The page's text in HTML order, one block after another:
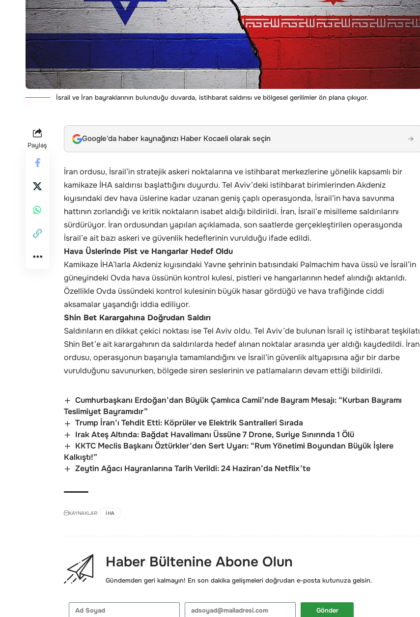
İsrail ve İran bayraklarının bulunduğu duvarda, istihbarat saldırısı ve bölgesel gerilimler ön plana çıkıyor.
Paylaş
Google'da haber kaynağınızı Haber Kocaeli olarak seçin →
İran ordusu, İsrail’in stratejik askeri noktalarına ve istihbarat merkezlerine yönelik kapsamlı bir
kamikaze İHA saldırısı başlattığını duyurdu. Tel Aviv’deki istihbarat birimlerinden Akdeniz
kıyısındaki dev hava üslerine kadar uzanan geniş çaplı operasyonda, İsrail’in hava savunma
hattının zorlandığı ve kritik noktaların isabet aldığı bildirildi. İran, İsrail’e misilleme saldırılarını
sürdürüyor. İran ordusundan yapılan açıklamada, son saatlerde gerçekleştirilen operasyonda
İsrail’e ait bazı askeri ve güvenlik hedeflerinin vurulduğu ifade edildi.
Hava Üslerinde Pist ve Hangarlar Hedef Oldu
Kamikaze İHA’larla Akdeniz kıyısındaki Yavne şehrinin batısındaki Palmachim hava üssü ve İsrail’in
güneyindeki Ovda hava üssünün kontrol kulesi, pistleri ve hangarlarının hedef alındığı aktarıldı.
Özellikle Ovda üssündeki kontrol kulesinin büyük hasar gördüğü ve hava trafiğinde ciddi
aksamalar yaşandığı iddia ediliyor.
Shin Bet Karargahına Doğrudan Saldırı
Saldırıların en dikkat çekici noktası ise Tel Aviv oldu. Tel Aviv’de bulunan İsrail iç istihbarat teşkilatı
Shin Bet’e ait karargahının da saldırılarda hedef alınan noktalar arasında yer aldığı kaydedildi. İran
ordusu, operasyonun başarıyla tamamlandığını ve İsrail’in güvenlik altyapısına ağır bir darbe
vurulduğunu savunurken, bölgede siren seslerinin ve patlamaların devam ettiği bildirildi.
Cumhurbaşkanı Erdoğan’dan Büyük Çamlıca Camii’nde Bayram Mesajı: “Kurban Bayramı
Teslimiyet Bayramıdır”
Trump İran’ı Tehdit Etti: Köprüler ve Elektrik Santralleri Sırada
Irak Ateş Altında: Bağdat Havalimanı Üssüne 7 Drone, Suriye Sınırında 1 Ölü
KKTC Meclis Başkanı Öztürkler’den Sert Uyarı: “Rum Yönetimi Boyundan Büyük İşlere
Kalkıştı!”
Zeytin Ağacı Hayranlarına Tarih Verildi: 24 Haziran’da Netflix’te
KAYNAKLAR: IHA
Haber Bültenine Abone Olun
Gündemden geri kalmayın! En son dakika gelişmeleri doğrudan e-posta kutunuza gelsin.
Gönder